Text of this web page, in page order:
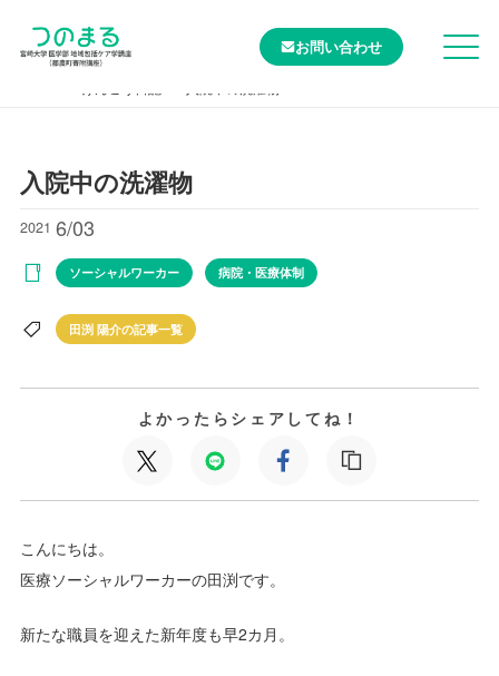
お問い合わせ
入院中の洗濯物
2021 6/03
ソーシャルワーカー 病院・医療体制
田渕 陽介の記事一覧
よかったらシェアしてね！
こんにちは。
医療ソーシャルワーカーの田渕です。
新たな職員を迎えた新年度も早2カ月。